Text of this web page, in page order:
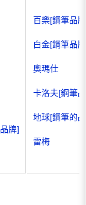
牌]
百樂[鋼筆品
白金[鋼筆品
奧瑪仕
卡洛夫[鋼筆
地球[鋼筆的
雷梅